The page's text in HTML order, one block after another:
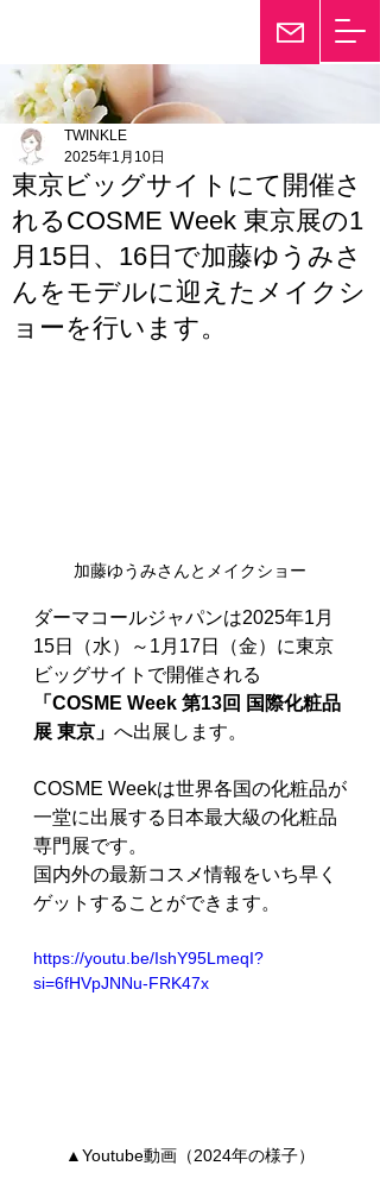
東京ビッグサイトにて開催さ
れるCOSME Week 東京展の1
月15日、16日で加藤ゆうみさ
んをモデルに迎えたメイクシ
ョーを行います。
TWINKLE
2025年1月10日
加藤ゆうみさんとメイクショー
ダーマコールジャパンは2025年1月
15日（水）～1月17日（金）に東京
ビッグサイトで開催される
「COSME Week 第13回 国際化粧品
展 東京」 へ出展します。
COSME Weekは世界各国の化粧品が
一堂に出展する日本最大級の化粧品
専門展です。
国内外の最新コスメ情報をいち早く
ゲットすることができます。
https://youtu.be/IshY95LmeqI?
si=6fHVpJNNu-FRK47x
▲Youtube動画（2024年の様子）